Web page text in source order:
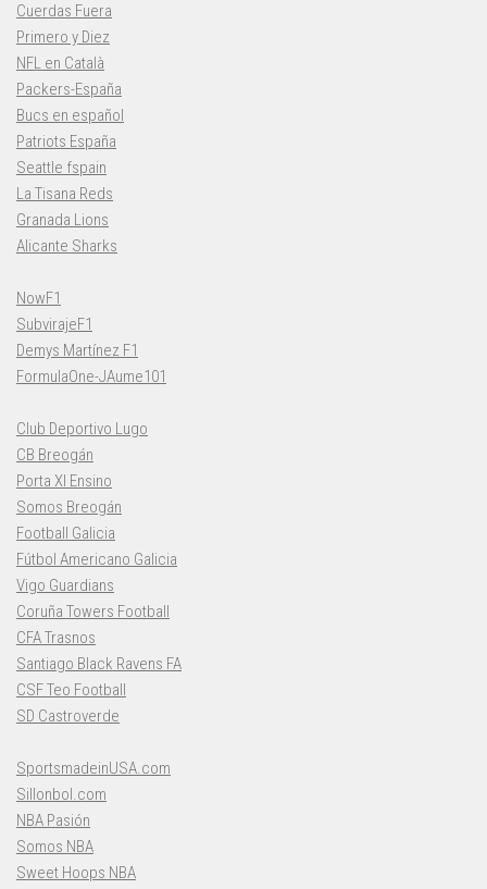
Cuerdas Fuera
Primero y Diez
NFL en Català
Packers-España
Bucs en español
Patriots España
Seattle fspain
La Tisana Reds
Granada Lions
Alicante Sharks
NowF1
SubvirajeF1
Demys Martínez F1
FormulaOne-JAume101
Club Deportivo Lugo
CB Breogán
Porta XI Ensino
Somos Breogán
Football Galicia
Fútbol Americano Galicia
Vigo Guardians
Coruña Towers Football
CFA Trasnos
Santiago Black Ravens FA
CSF Teo Football
SD Castroverde
SportsmadeinUSA.com
Sillonbol.com
NBA Pasión
Somos NBA
Sweet Hoops NBA